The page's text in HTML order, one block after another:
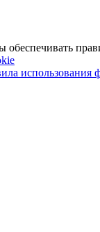
использования